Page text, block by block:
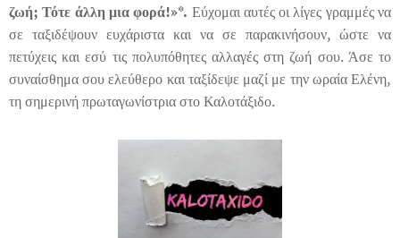
ζωή; Τότε άλλη μια φορά!»*. Εύχομαι αυτές οι λίγες γραμμές να
σε ταξιδέψουν ευχάριστα και να σε παρακινήσουν, ώστε να
πετύχεις και εσύ τις πολυπόθητες αλλαγές στη ζωή σου. Άσε το
συναίσθημα σου ελεύθερο και ταξίδεψε μαζί με την ωραία Ελένη,
τη σημερινή πρωταγωνίστρια στο Καλοτάξιδο.